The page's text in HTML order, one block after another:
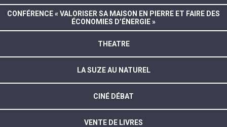
CONFÉRENCE « VALORISER SA MAISON EN PIERRE ET FAIRE DES
ÉCONOMIES D’ÉNERGIE »
THEATRE
LA SUZE AU NATUREL
CINÉ DÉBAT
VENTE DE LIVRES